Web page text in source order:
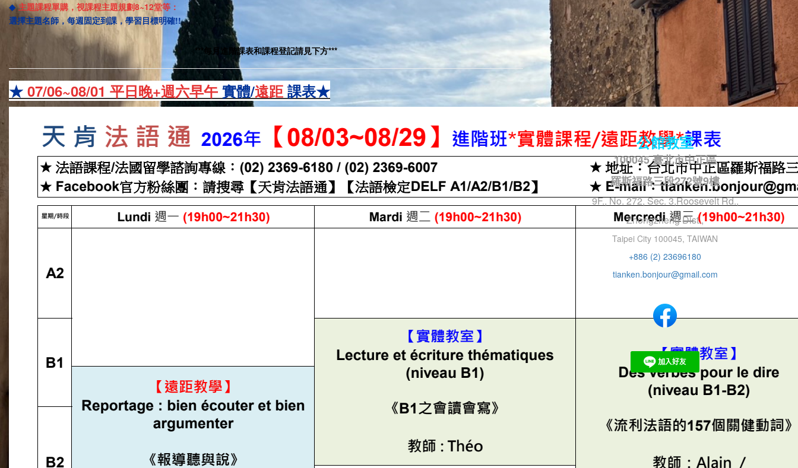
◆ 主題課程單購 ， 視課程主題規劃8~12堂等 ：
選擇主題名師，每週固定到課，學習目標明確!!
***每月進階課表和課程登記請見下方***
★ 07/06~08/01 平日晚+週六早午 實體/遠距 課表★
公館教室
100045 臺北市中正區
羅斯福路三段272號9樓
9F., No. 272, Sec. 3,Roosevelt Rd.,
Zhongzheng Dist.,
Taipei City 100045, TAIWAN
+886 (2) 23696180
tianken.bonjour@gmail.com